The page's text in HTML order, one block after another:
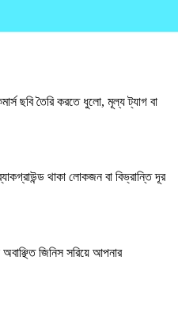
ছবি তৈরি করতে ধুলো, মূল্য ট্যাগ বা
থাকা লোকজন বা বিভ্রান্তি দূর
জিনিস সরিয়ে আপনার